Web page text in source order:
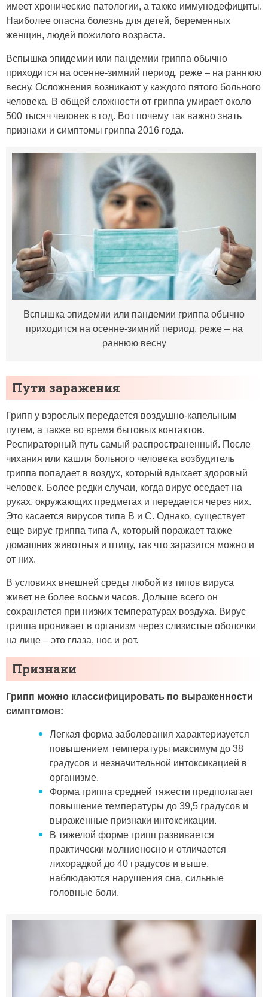
имеет хронические патологии, а также иммунодефициты.
Наиболее опасна болезнь для детей, беременных
женщин, людей пожилого возраста.
Вспышка эпидемии или пандемии гриппа обычно
приходится на осенне-зимний период, реже – на раннюю
весну. Осложнения возникают у каждого пятого больного
человека. В общей сложности от гриппа умирает около
500 тысяч человек в год. Вот почему так важно знать
признаки и симптомы гриппа 2016 года.
Вспышка эпидемии или пандемии гриппа обычно
приходится на осенне-зимний период, реже – на
раннюю весну
Пути заражения
Грипп у взрослых передается воздушно-капельным
путем, а также во время бытовых контактов.
Респираторный путь самый распространенный. После
чихания или кашля больного человека возбудитель
гриппа попадает в воздух, который вдыхает здоровый
человек. Более редки случаи, когда вирус оседает на
руках, окружающих предметах и передается через них.
Это касается вирусов типа В и С. Однако, существует
еще вирус гриппа типа А, который поражает также
домашних животных и птицу, так что заразится можно и
от них.
В условиях внешней среды любой из типов вируса
живет не более восьми часов. Дольше всего он
сохраняется при низких температурах воздуха. Вирус
гриппа проникает в организм через слизистые оболочки
на лице – это глаза, нос и рот.
Признаки
Грипп можно классифицировать по выраженности
симптомов:
Легкая форма заболевания характеризуется
повышением температуры максимум до 38
градусов и незначительной интоксикацией в
организме.
Форма гриппа средней тяжести предполагает
повышение температуры до 39,5 градусов и
выраженные признаки интоксикации.
В тяжелой форме грипп развивается
практически молниеносно и отличается
лихорадкой до 40 градусов и выше,
наблюдаются нарушения сна, сильные
головные боли.